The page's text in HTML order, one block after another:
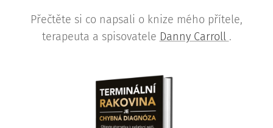
Přečtěte si co napsali o knize mého přítele,
terapeuta a spisovatele Danny Carroll .